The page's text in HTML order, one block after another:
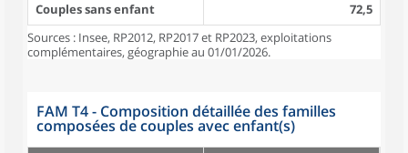
Couples sans enfant
72,5
Sources : Insee, RP2012, RP2017 et RP2023, exploitations
complémentaires, géographie au 01/01/2026.
FAM T4 - Composition détaillée des familles
composées de couples avec enfant(s)